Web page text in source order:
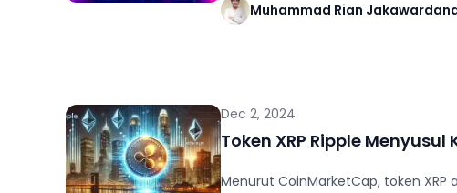
Muhammad Rian
Dec 2, 2024
Token XRP Ripple
Menurut CoinMarketCap, token